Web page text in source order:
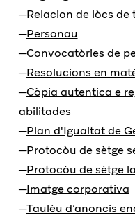
Relacion de lòcs de
Personau
Convocatòries de
Resolucions en
Còpia autentica e
abilitades
Plan d'Igualtat de
Protocòu de sètge
Protocòu de sètge
Imatge corporativa
Taulèu d’anoncis